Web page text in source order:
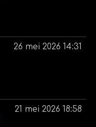
26 mei 2026 14:31
21 mei 2026 18:58